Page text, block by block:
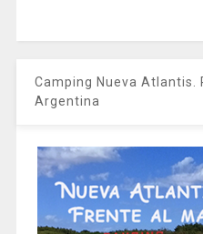
Camping Nueva Atlantis.
Argentina